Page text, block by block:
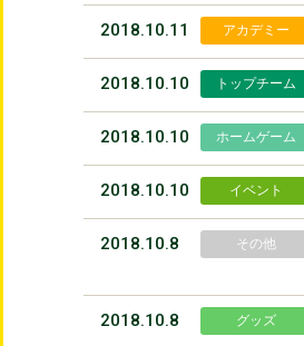
2018.10.11 アカデミー
2018.10.10 トップチーム
2018.10.10 ホームゲーム
2018.10.10 イベント
2018.10.8 その他
2018.10.8 グッズ